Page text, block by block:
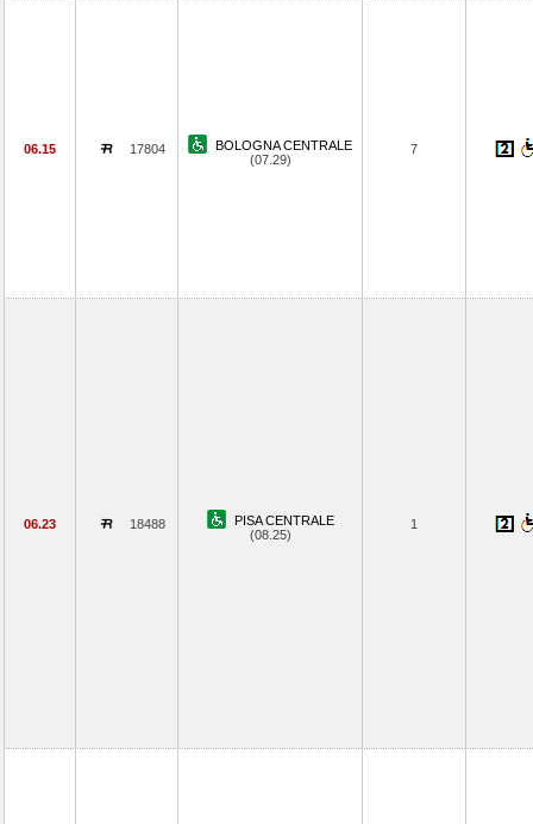
06.15 17804
BOLOGNA CENTRALE
(07.29)
7
06.23 18488
PISA CENTRALE
(08.25)
1